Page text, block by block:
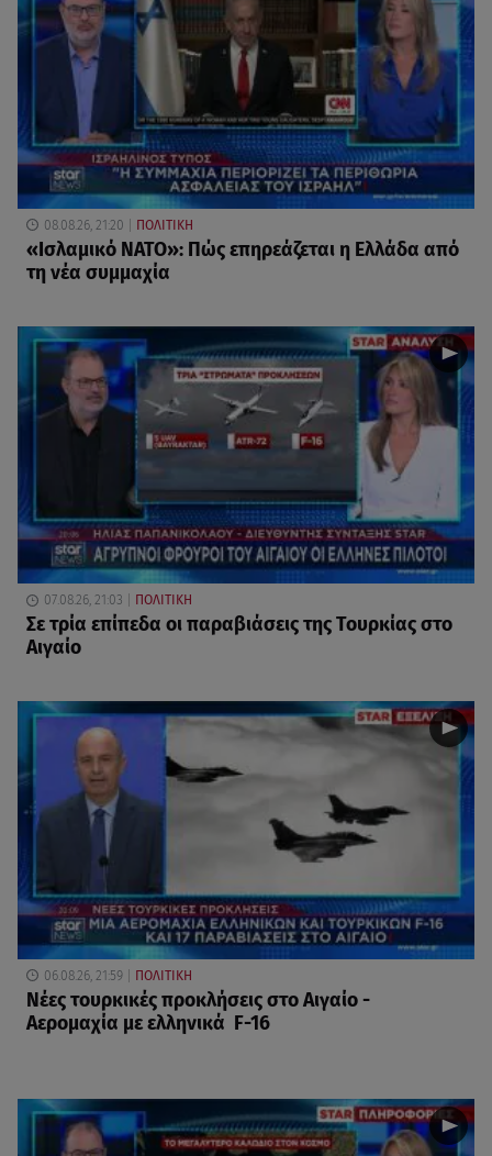
08.08.26, 21:20 ΠΟΛΙΤΙΚΗ
«Ισλαμικό ΝΑΤΟ»: Πώς επηρεάζεται η Ελλάδα από
τη νέα συμμαχία
07.08.26, 21:03 ΠΟΛΙΤΙΚΗ
Σε τρία επίπεδα οι παραβιάσεις της Τουρκίας στο
Αιγαίο
06.08.26, 21:59 ΠΟΛΙΤΙΚΗ
Νέες τουρκικές προκλήσεις στο Αιγαίο -
Αερομαχία με ελληνικά F-16